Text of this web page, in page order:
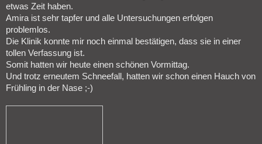
etwas Zeit haben.
Amira ist sehr tapfer und alle Untersuchungen erfolgen
problemlos.
Die Klinik konnte mir noch einmal bestätigen, dass sie in einer
tollen Verfassung ist.
Somit hatten wir heute einen schönen Vormittag.
Und trotz erneutem Schneefall, hatten wir schon einen Hauch von
Frühling in der Nase ;-)